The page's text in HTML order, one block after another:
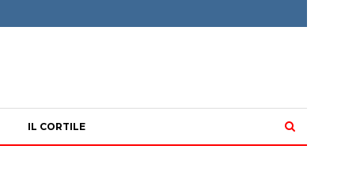
IL CORTILE